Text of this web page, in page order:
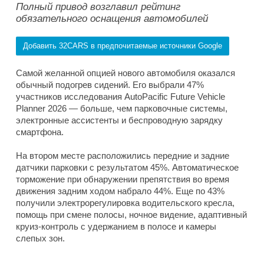
Полный привод возглавил рейтинг
обязательного оснащения автомобилей
Добавить 32CARS в предпочитаемые источники Google
Самой желанной опцией нового автомобиля оказался
обычный подогрев сидений. Его выбрали 47%
участников исследования AutoPacific Future Vehicle
Planner 2026 — больше, чем парковочные системы,
электронные ассистенты и беспроводную зарядку
смартфона.
На втором месте расположились передние и задние
датчики парковки с результатом 45%. Автоматическое
торможение при обнаружении препятствия во время
движения задним ходом набрало 44%. Еще по 43%
получили электрорегулировка водительского кресла,
помощь при смене полосы, ночное видение, адаптивный
круиз-контроль с удержанием в полосе и камеры
слепых зон.